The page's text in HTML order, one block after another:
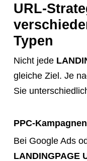
URL-
Typen
Nicht jede
gleiche Ziel. Je
Sie
PPC-
Bei Google Ads
LANDINGPAGE